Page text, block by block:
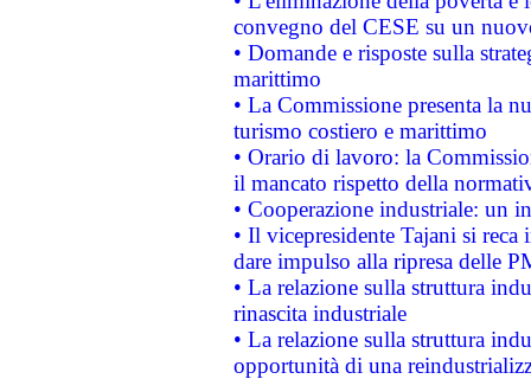
convegno del CESE su un
• Domande e risposte sulla
marittimo
• La Commissione presenta la
turismo costiero e marittimo
• Orario di lavoro: la
il mancato rispetto della
• Cooperazione industriale: un
• Il vicepresidente Tajani si
dare impulso alla ripresa delle
• La relazione sulla struttura
rinascita industriale
• La relazione sulla struttura
opportunità di una